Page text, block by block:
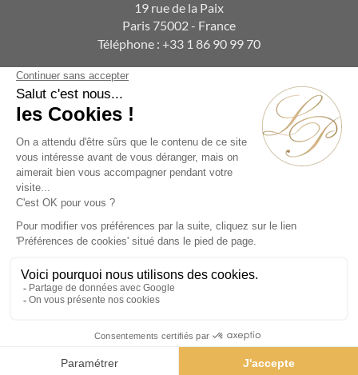
19 rue de la Paix
Paris 75002 - France
Téléphone : +33 1 86 90 99 70
ABONNEZ-VOUS À NOTRE NEWSLETTER
Alternative:
Collections Artistes Époques Thématiques
Évènements
Nos Actualités
Politique de confidentialité